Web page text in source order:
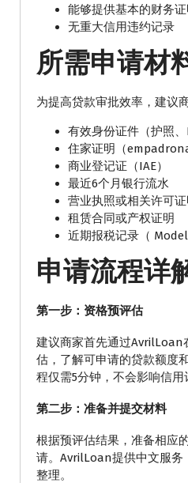
能够提供基本的财务
无重大信用违约记录
所需申请材
为提高贷款审批效率，建议
有效身份证件（护照、
住家证明（
商业登记证（IAE）
最近6个月银行流水
营业执照或相关许可
租赁合同或产权证明
近期报税记录（
申请流程详
第一步：资格预评估
建议商家首先通过AvrilLoan
估，了解可申请的贷款额度
程仅需5分钟，不会影响信用
第二步：准备并提交材料
根据预评估结果，准备相应
请。AvrilLoan提供中文服务
整理。